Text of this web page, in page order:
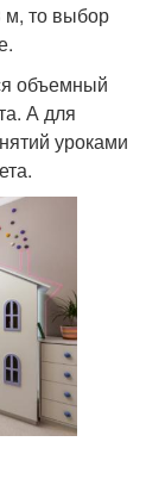
м, то выбор
объемный
А для
уроками